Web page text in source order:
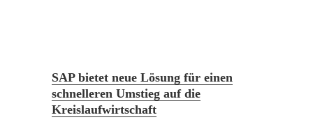
SAP bietet neue Lösung für einen
schnelleren Umstieg auf die
Kreislaufwirtschaft